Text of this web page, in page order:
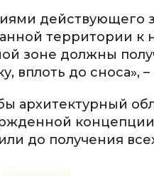
действующего
территории
зоне должны
вплоть до сноса»,
архитектурный
до получения